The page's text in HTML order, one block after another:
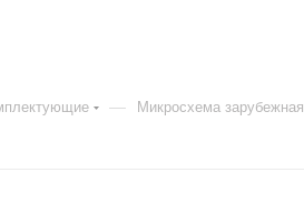
— Микросхема зарубежная